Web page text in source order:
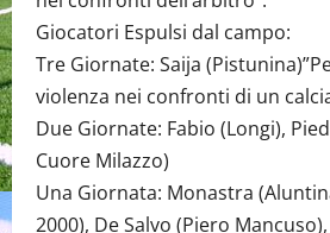
Giocatori Espulsi dal campo:
Tre Giornate: Saija
violenza nei confronti di un
Due Giornate: Fabio (Longi),
Cuore Milazzo)
Una Giornata: Monastra
2000), De Salvo (Piero